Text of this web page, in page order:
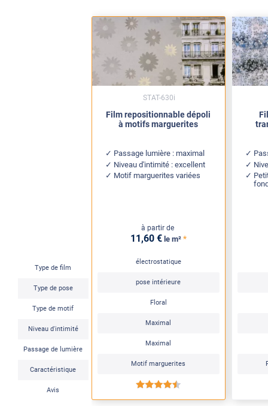
Type de film
Type de pose
Type de motif
Niveau d'intimité
Passage de lumière
Caractéristique
Avis
Film repositionnable dépoli
à motifs marguerites
Passage lumière : maximal
Niveau d'intimité : excellent
Motif marguerites variées
à partir de
11,60 € le m² *
électrostatique
pose intérieure
Floral
Maximal
Maximal
Motif marguerites
*****
STAT-630i